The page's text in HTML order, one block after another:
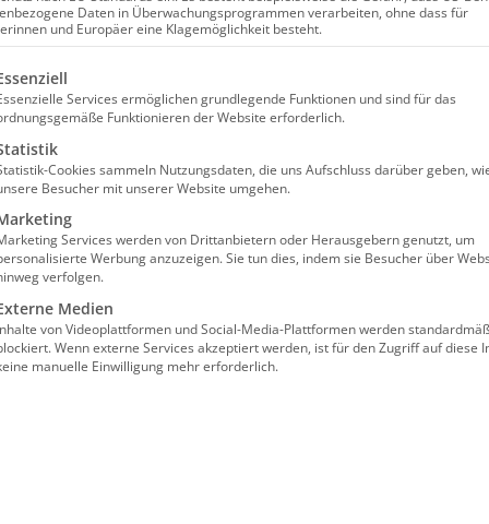
„Die zentralen
werden!“
SPD hat ihre Pläne für die kommende
große Pflegereform soll endlich realisiert
bleiben aber viele Fragen offen.
das klare Bekenntnis, Kostensteigerungen in
Das sollte eine Selbstverständlichkeit sein, ist
„Von konkreten Maßnahmen, die die desaströse
der Pflegversicherungen für
Aber: Zunächst einmal müssen die Leistungen
stetig stark steigenden Kosten nicht mehr
die Pflegeeinrichtungen leiden hierunter
von Leistungsarten
auf dem Prüfstand einer
Kern Eile und eine stärkere Betonung des
Daten in Überwachungsprogrammen verarbeiten, ohne dass für
und Europäer eine Klagemöglichkeit besteht.
eine Liste der Service-Gruppen, für die eine
Services ermöglichen grundlegende Funktionen und sind für das
Funktionieren der Website erforderlich.
Cookies sammeln Nutzungsdaten, die uns Aufschluss darüber geben,
Besucher mit unserer Website umgehen.
Services werden von Drittanbietern oder Herausgebern genutzt, um
Werbung anzuzeigen. Sie tun dies, indem sie Besucher über
verfolgen.
Medien
von Videoplattformen und Social-Media-Plattformen werden
Wenn externe Services akzeptiert werden, ist für den Zugriff auf diese
manuelle Einwilligung mehr erforderlich.